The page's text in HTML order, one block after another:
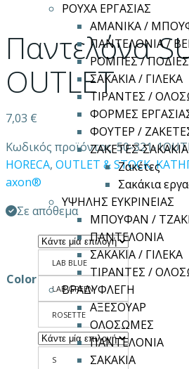
ΡΟΥΧΑ ΕΡΓΑΣΙΑΣ
ΑΜΑΝΙΚΑ /
ΠΑΝΤΕΛΟΝΙΑ /
ΡΟΜΠΕΣ / ΠΟΔΙΕΣ
ΣΑΚΑΚΙΑ / ΓΙΛΕΚΑ
ΤΙΡΑΝΤΕΣ /
ΦΟΡΜΕΣ ΕΡΓΑΣΙΑΣ
ΦΟΥΤΕΡ /
ΖΑΚΕΤΕΣ-ΣΑΚΑΚΙΑ
Ζακέτες
Σακάκια
ΥΨΗΛΗΣ ΕΥΚΡΙΝΕΙΑΣ
ΜΠΟΥΦΑΝ /
ΠΑΝΤΕΛΟΝΙΑ
ΣΑΚΑΚΙΑ / ΓΙΛΕΚΑ
ΤΙΡΑΝΤΕΣ /
ΒΡΑΔΥΦΛΕΓΗ
ΑΞΕΣΟΥΑΡ
ΟΛΟΣΩΜΕΣ
ΠΑΝΤΕΛΟΝΙΑ
ΣΑΚΑΚΙΑ
Παντελόνα
OUTLET
7,03 €
Κωδικός προϊόντος:50-321-
HORECA, OUTLET & STOCK,
axon®
Σε απόθεμα
Color
LAB BLUE
LAB GREEN
ROSETTE
S